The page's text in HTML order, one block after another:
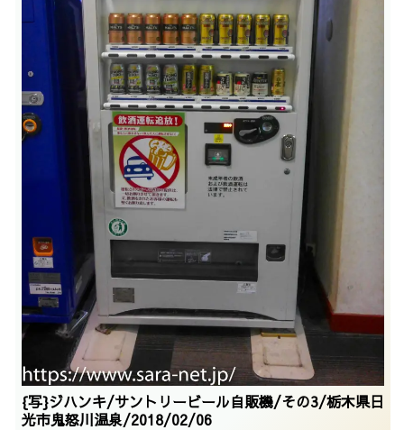
{写}ジハンキ/サントリービール自販機/その3/栃木県日
光市鬼怒川温泉/2018/02/06